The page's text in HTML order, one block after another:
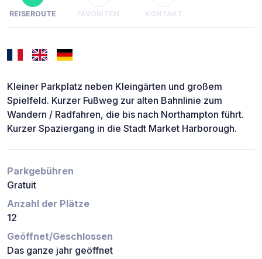
REISEROUTE FAVORITEN KONTAKT
Kleiner Parkplatz neben Kleingärten und großem
Spielfeld. Kurzer Fußweg zur alten Bahnlinie zum
Wandern / Radfahren, die bis nach Northampton führt.
Kurzer Spaziergang in die Stadt Market Harborough.
Parkgebühren
Gratuit
Anzahl der Plätze
12
Geöffnet/Geschlossen
Das ganze jahr geöffnet